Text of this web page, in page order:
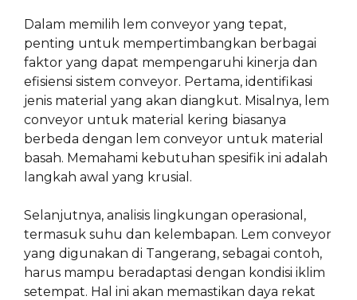
Dalam memilih lem conveyor yang tepat,
penting untuk mempertimbangkan berbagai
faktor yang dapat mempengaruhi kinerja dan
efisiensi sistem conveyor. Pertama, identifikasi
jenis material yang akan diangkut. Misalnya, lem
conveyor untuk material kering biasanya
berbeda dengan lem conveyor untuk material
basah. Memahami kebutuhan spesifik ini adalah
langkah awal yang krusial.
Selanjutnya, analisis lingkungan operasional,
termasuk suhu dan kelembapan. Lem conveyor
yang digunakan di Tangerang, sebagai contoh,
harus mampu beradaptasi dengan kondisi iklim
setempat. Hal ini akan memastikan daya rekat